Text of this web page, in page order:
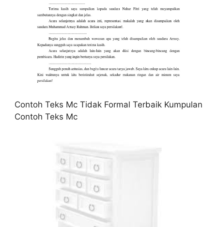
Contoh Teks Mc Tidak Formal Terbaik Kumpulan
Contoh Teks Mc